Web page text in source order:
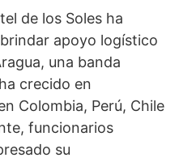
de los Soles ha
apoyo logístico
una banda
crecido en
Colombia, Perú, Chile
funcionarios
su